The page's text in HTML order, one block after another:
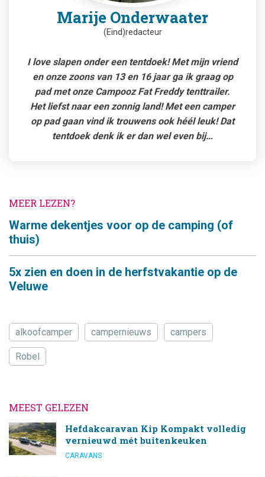
Marije Onderwaater
(Eind)redacteur
I love slapen onder een tentdoek! Met mijn vriend
en onze zoons van 13 en 16 jaar ga ik graag op
pad met onze Campooz Fat Freddy tenttrailer.
Het liefst naar een zonnig land! Met een camper
op pad gaan vind ik trouwens ook héél leuk! Dat
tentdoek denk ik er dan wel even bij…
MEER LEZEN?
Warme dekentjes voor op de camping (of
thuis)
5x zien en doen in de herfstvakantie op de
Veluwe
alkoofcamper campernieuws campers
Robel
MEEST GELEZEN
Hefdakcaravan Kip Kompakt volledig
vernieuwd mét buitenkeuken
CARAVANS